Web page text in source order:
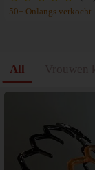
50+ Onlangs verkocht
All